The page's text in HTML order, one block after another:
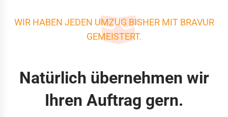
WIR HABEN JEDEN UMZUG BISHER MIT BRAVUR
GEMEISTERT.
Natürlich übernehmen wir
Ihren Auftrag gern.